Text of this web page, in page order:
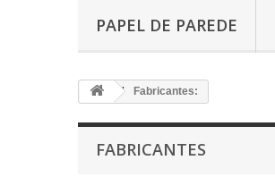
PAPEL DE PAREDE
Fabricantes:
FABRICANTES